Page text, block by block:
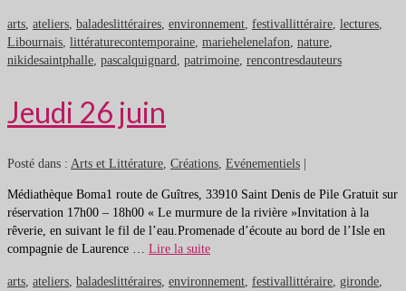
arts, ateliers, baladeslittéraires, environnement, festivallittéraire, lectures,
Libournais, littératurecontemporaine, mariehelenelafon, nature,
nikidesaintphalle, pascalquignard, patrimoine, rencontresdauteurs
Jeudi 26 juin
Posté dans : Arts et Littérature Créations Evénementiels |
Médiathèque Boma1 route de Guîtres, 33910 Saint Denis de Pile Gratuit sur
réservation 17h00 – 18h00 « Le murmure de la rivière »Invitation à la
rêverie, en suivant le fil de l’eau.Promenade d’écoute au bord de l’Isle en
compagnie de Laurence … Lire la suite
arts ateliers baladeslittéraires environnement festivallittéraire gironde